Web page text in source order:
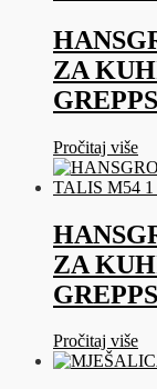
ZA
GREPPS
Pročitaj više
ZA
GREPPS
Pročitaj više